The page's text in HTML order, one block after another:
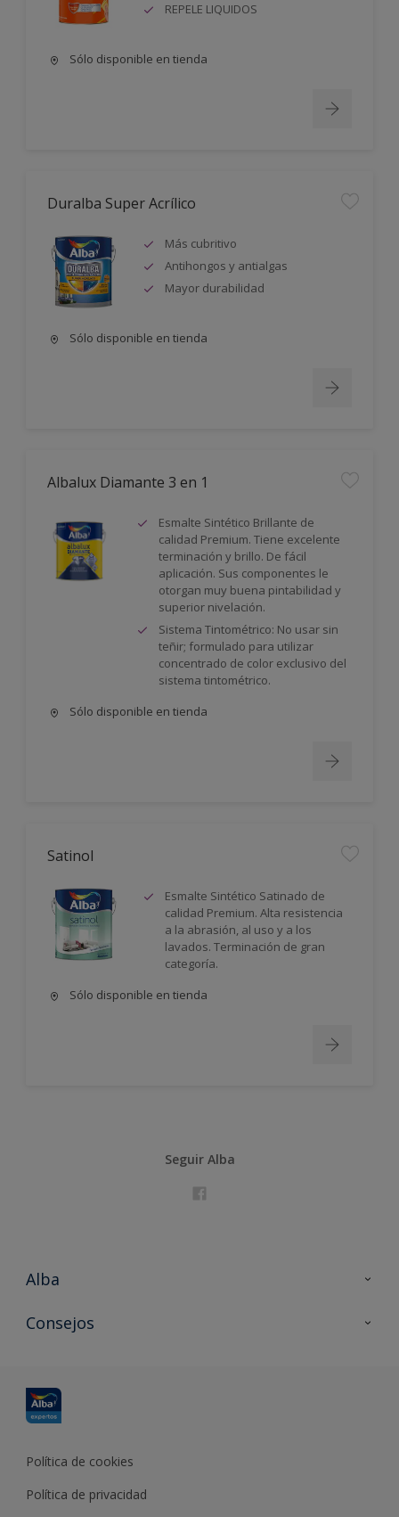
REPELE LIQUIDOS
Sólo disponible en tienda
Duralba Super Acrílico
Más cubritivo
Antihongos y antialgas
Mayor durabilidad
Sólo disponible en tienda
Albalux Diamante 3 en 1
Esmalte Sintético Brillante de
calidad Premium. Tiene excelente
terminación y brillo. De fácil
aplicación. Sus componentes le
otorgan muy buena pintabilidad y
superior nivelación.
Sistema Tintométrico: No usar sin
teñir; formulado para utilizar
concentrado de color exclusivo del
sistema tintométrico.
Sólo disponible en tienda
Satinol
Esmalte Sintético Satinado de
calidad Premium. Alta resistencia
a la abrasión, al uso y a los
lavados. Terminación de gran
categoría.
Sólo disponible en tienda
Seguir Alba
Alba
Contacta con nosotros
Consejos
Política de cookies
Política de privacidad